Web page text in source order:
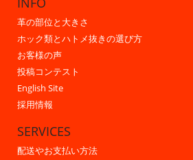
革の部位と大きさ
ホック類とハトメ抜きの選び方
お客様の声
投稿コンテスト
English Site
採用情報
SERVICES
配送やお支払い方法